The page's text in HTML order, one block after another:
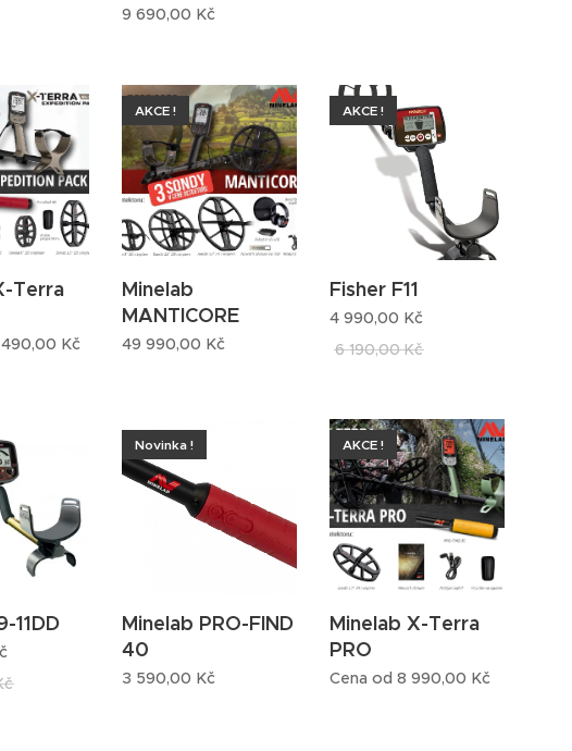
9 690,00 Kč
Terra
490,00 Kč
Minelab
MANTICORE
AKCE !
49 990,00 Kč
Fisher F11
AKCE !
4 990,00 Kč
6 190,00Kč
11DD
Minelab PRO-FIND
40
Novinka !
3 590,00 Kč
Minelab X-Terra
PRO
AKCE !
Cena od 8 990,00 Kč